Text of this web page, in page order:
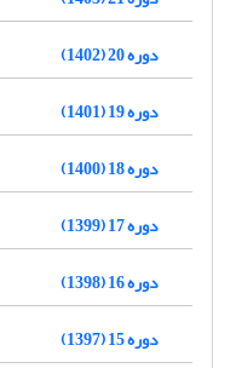
دوره 20 (1402)
دوره 19 (1401)
دوره 18 (1400)
دوره 17 (1399)
دوره 16 (1398)
دوره 15 (1397)